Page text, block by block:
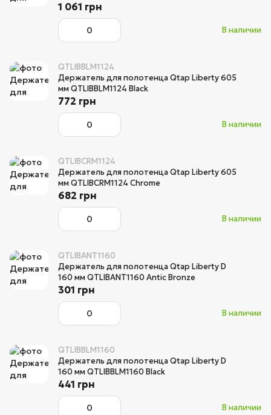
В наличии
1 061 грн
QTLIBBLM1124
Держатель для полотенца Qtap Liberty 605
мм QTLIBBLM1124 Black
В наличии
772 грн
QTLIBCRM1124
Держатель для полотенца Qtap Liberty 605
мм QTLIBCRM1124 Chrome
В наличии
682 грн
QTLIBANT1160
Держатель для полотенца Qtap Liberty D
160 мм QTLIBANT1160 Antic Bronze
В наличии
301 грн
QTLIBBLM1160
Держатель для полотенца Qtap Liberty D
160 мм QTLIBBLM1160 Black
В наличии
441 грн